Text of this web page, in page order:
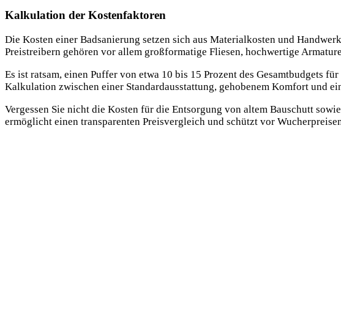
Kalkulation der Kostenfaktoren
Die Kosten einer Badsanierung setzen sich aus Materialkosten und
Preistreibern gehören vor allem großformatige Fliesen, hochwertige
Es ist ratsam, einen Puffer von etwa 10 bis 15 Prozent des Gesamtbudgets
Kalkulation zwischen einer Standardausstattung, gehobenem Komfort und
Vergessen Sie nicht die Kosten für die Entsorgung von altem Bauschutt
ermöglicht einen transparenten Preisvergleich und schützt vor